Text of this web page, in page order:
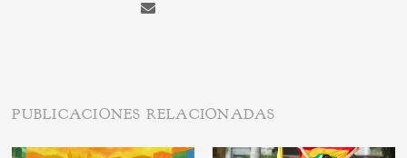
PUBLICACIONES RELACIONADAS